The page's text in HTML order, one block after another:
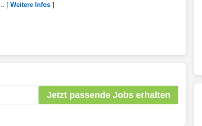
[ Weitere Infos ]
Jetzt passende Jobs erhalten